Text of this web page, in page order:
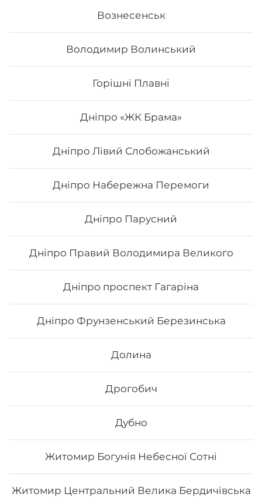
Вознесенськ
Володимир Волинський
Горішні Плавні
Дніпро «ЖК Брама»
Дніпро Лівий Слобожанський
Дніпро Набережна Перемоги
Дніпро Парусний
Дніпро Правий Володимира Великого
Дніпро проспект Гагаріна
Дніпро Фрунзенський Березинська
Долина
Дрогобич
Дубно
Житомир Богунія Небесної Сотні
Житомир Центральний Велика Бердичівська
Футомак асорті
Вага: 300 г Склад: норі, рис, японський м., сурімі,
₴
Чікен чілі